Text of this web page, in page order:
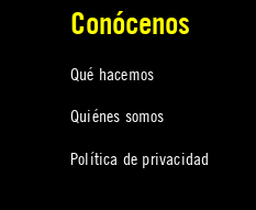
Conócenos
Qué hacemos
Quiénes somos
Política de privacidad